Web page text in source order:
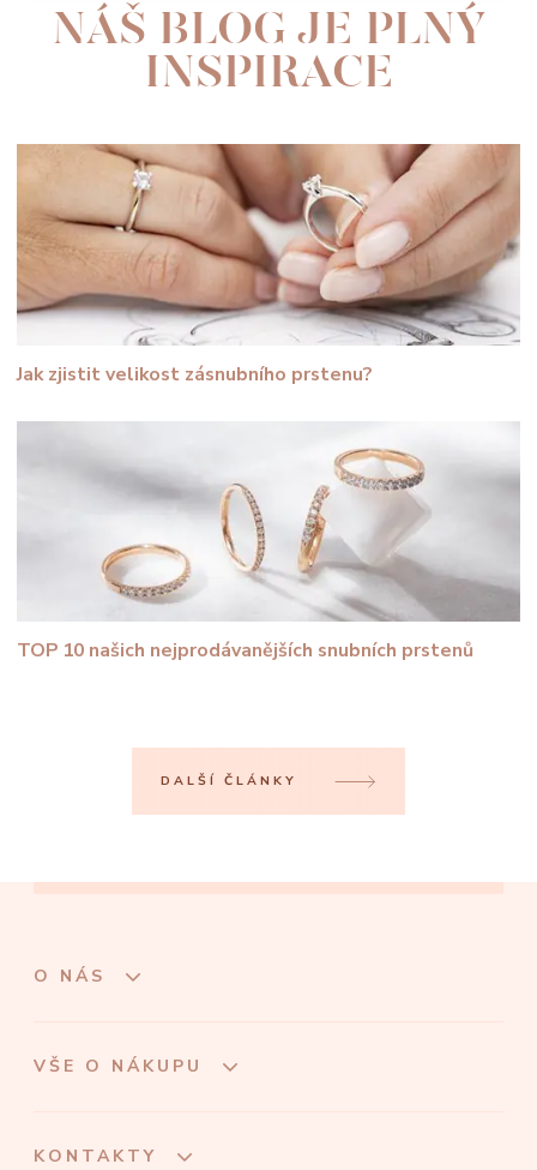
NÁŠ BLOG JE PLNÝ
INSPIRACE
Jak zjistit velikost zásnubního prstenu?
TOP 10 našich nejprodávanějších snubních prstenů
DALŠÍ ČLÁNKY
O NÁS
VŠE O NÁKUPU
KONTAKTY